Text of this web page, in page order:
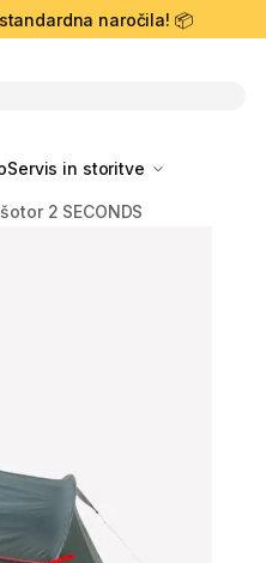
naročila! 📦
Servis in storitve
2 SECONDS